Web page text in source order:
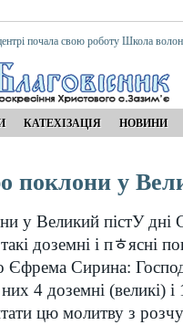
почала свою роботу Школа
КАТЕХІЗАЦІЯ НОВИНИ
поклони у
У дні
доземні і пﾾясні
Єфрема Сирина:
4 доземні (великі)
цю молитву з